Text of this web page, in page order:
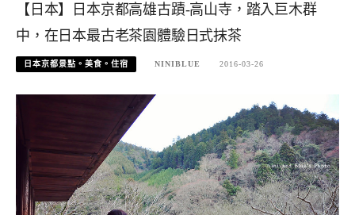
【日本】日本京都高雄古蹟-高山寺，踏入巨木群
中，在日本最古老茶園體驗日式抹茶
日本京都景點。美食。住宿 NINIBLUE 2016-03-26